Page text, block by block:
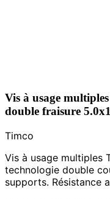
Vis à usage
double fraisure
Timco
Vis à usage multiples
technologie double
supports. Résistance